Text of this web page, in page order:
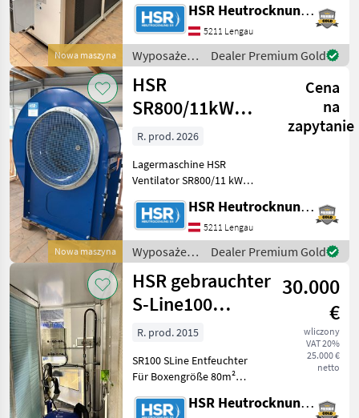
Nowa maszyna
54x1, 20x1, 67 (LxBxH)
Anschlussleistung: max. 13
kW/24A Gewicht: 530 kg
Produkt Highlights: · ho
HSR Heutrocknung SR GmbH
5211 Lengau
Wyposażenia
stajne i
ogrodowe /
HSR
Dealer Premium Gold
Nowa maszyna
HSR
SR800/11kW
VARIOs
Ventilator
Cena
na
zapytanie
R. prod. 2026
Lagermaschine HSR
Ventilator SR800/11 kW
RD270 Typ SR 800,
Motorleistung: 11kW
Ausführung: · Einseitig
saugender
Hochleistungsradialvent
HSR Heutrocknung SR GmbH
5211 Lengau
Wyposażenia
stajne i
ogrodowe /
HSR
Dealer Premium Gold
HSR gebrauchter
S-Line100
Entfeuchter
30.000
€
wliczony
VAT 20%
25.000 €
netto
R. prod. 2015
SR100 SLine Entfeuchter
Für Boxengröße 80m²
kW Maße: L: 2650 T: 1200 H:
HSR Heutrocknung SR GmbH